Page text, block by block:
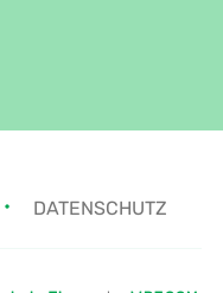
DATENSCHUTZ